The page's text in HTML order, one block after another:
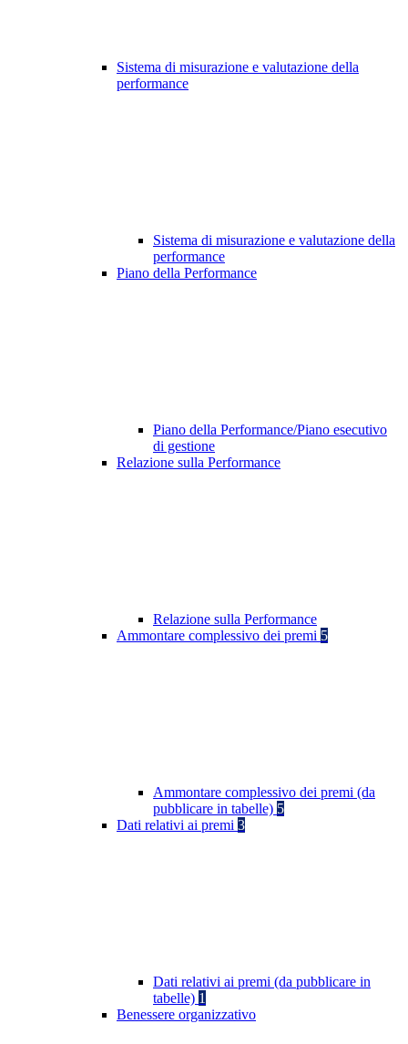
Sistema di misurazione e valutazione della
performance
Sistema di misurazione e valutazione della
performance
Piano della Performance
Piano della Performance/Piano esecutivo
di gestione
Relazione sulla Performance
Relazione sulla Performance
Ammontare complessivo dei premi 5
Ammontare complessivo dei premi (da
pubblicare in tabelle) 5
Dati relativi ai premi 3
Dati relativi ai premi (da pubblicare in
tabelle) 1
Benessere organizzativo